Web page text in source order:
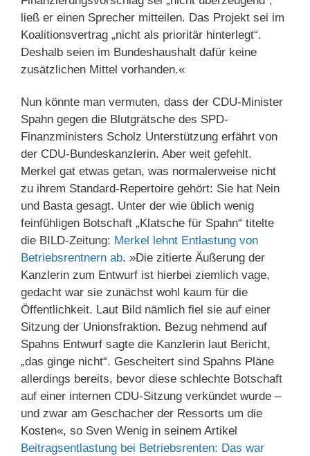
ließ er einen Sprecher mitteilen. Das Projekt sei im
Koalitionsvertrag „nicht als prioritär hinterlegt“.
Deshalb seien im Bundeshaushalt dafür keine
zusätzlichen Mittel vorhanden.«
Nun könnte man vermuten, dass der CDU-Minister
Spahn gegen die Blutgrätsche des SPD-
Finanzministers Scholz Unterstützung erfährt von
der CDU-Bundeskanzlerin. Aber weit gefehlt.
Merkel gat etwas getan, was normalerweise nicht
zu ihrem Standard-Repertoire gehört: Sie hat Nein
und Basta gesagt. Unter der wie üblich wenig
feinfühligen Botschaft „Klatsche für Spahn“ titelte
die BILD-Zeitung: Merkel lehnt Entlastung von
Betriebsrentnern ab. »Die zitierte Äußerung der
Kanzlerin zum Entwurf ist hierbei ziemlich vage,
gedacht war sie zunächst wohl kaum für die
Öffentlichkeit. Laut Bild nämlich fiel sie auf einer
Sitzung der Unionsfraktion. Bezug nehmend auf
Spahns Entwurf sagte die Kanzlerin laut Bericht,
„das ginge nicht“. Gescheitert sind Spahns Pläne
allerdings bereits, bevor diese schlechte Botschaft
auf einer internen CDU-Sitzung verkündet wurde –
und zwar am Geschacher der Ressorts um die
Kosten«, so Sven Wenig in seinem Artikel
Beitragsentlastung bei Betriebsrenten: Das war